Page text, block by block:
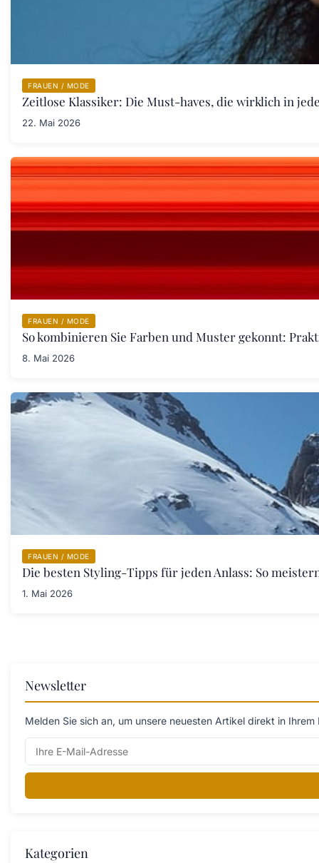
FRAUEN / MODE
Zeitlose Klassiker: Die Must-haves, die wirklich in
22. Mai 2026
FRAUEN / MODE
So kombinieren Sie Farben und Muster gekonnt:
8. Mai 2026
FRAUEN / MODE
Die besten Styling-Tipps für jeden Anlass: So
1. Mai 2026
Newsletter
Melden Sie sich an, um unsere neuesten Artikel direkt in
Kategorien